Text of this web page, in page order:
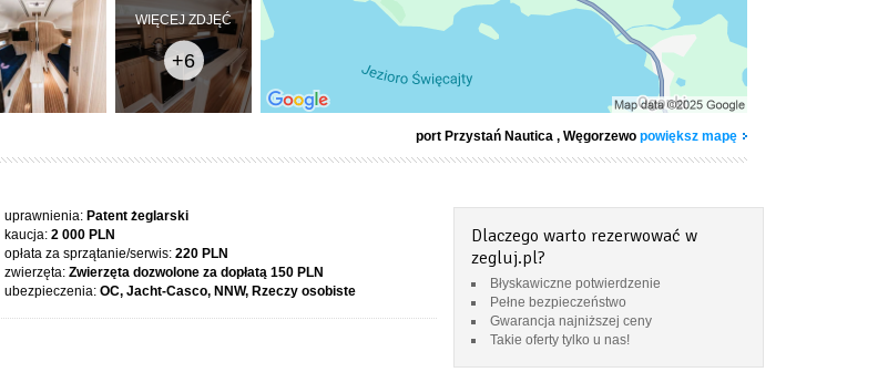
WIĘCEJ ZDJĘĆ
+6
port Przystań Nautica , Węgorzewo powiększ mapę
uprawnienia: Patent żeglarski
kaucja: 2 000 PLN
opłata za sprzątanie/serwis: 220 PLN
zwierzęta: Zwierzęta dozwolone za dopłatą 150 PLN
ubezpieczenia: OC, Jacht-Casco, NNW, Rzeczy osobiste
Dlaczego warto rezerwować w
zegluj.pl?
Błyskawiczne potwierdzenie
Pełne bezpieczeństwo
Gwarancja najniższej ceny
Takie oferty tylko u nas!